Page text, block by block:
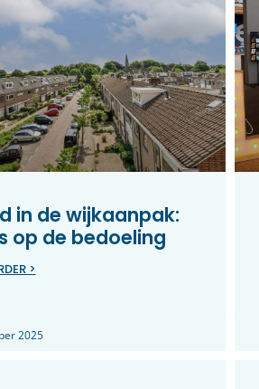
in de wijkaanpak:
op de bedoeling
>
2025